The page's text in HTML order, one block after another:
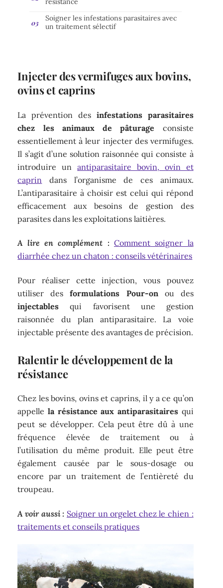
Soigner les infestations parasitaires avec
un traitement sélectif
Injecter des vermifuges aux bovins,
ovins et caprins
La prévention des infestations parasitaires
chez les animaux de pâturage consiste
essentiellement à leur injecter des vermifuges.
Il s’agit d’une solution raisonnée qui consiste à
introduire unantiparasitaire bovin, ovin et
caprin dans l’organisme de ces animaux.
L’antiparasitaire à choisir est celui qui répond
efficacement aux besoins de gestion des
parasites dans les exploitations laitières.
A lire en complément : Comment soigner la
diarrhée chez un chaton : conseils vétérinaires
Pour réaliser cette injection, vous pouvez
utiliser desformulations Pour-onou des
injectables qui favorisent une gestion
raisonnée du plan antiparasitaire. La voie
injectable présente des avantages de précision.
Ralentir le développement de la
résistance
Chez les bovins, ovins et caprins, il y a ce qu’on
appellela résistance aux antiparasitairesqui
peut se développer. Cela peut être dû à une
fréquence élevée de traitement ou à
l’utilisation du même produit. Elle peut être
également causée par le sous-dosage ou
encore par un traitement de l’entièreté du
troupeau.
A voir aussi : Soigner un orgelet chez le chien :
traitements et conseils pratiques